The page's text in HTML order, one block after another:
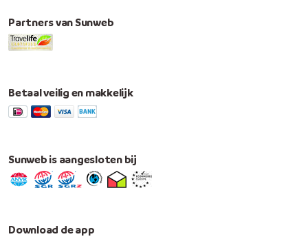
Partners van Sunweb
Betaal veilig en makkelijk
Sunweb is aangesloten bij
Download de app